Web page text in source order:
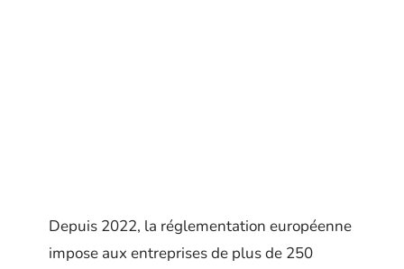
Depuis 2022, la réglementation européenne
impose aux entreprises de plus de 250